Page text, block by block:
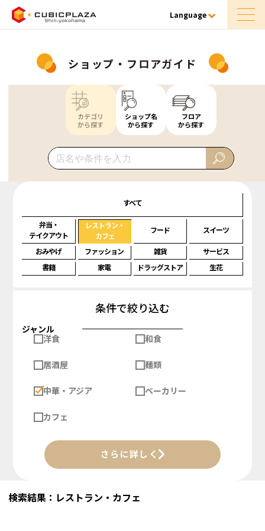
Language
ショップ・フロアガイド
カテゴリ
から探す
ショップ名
から探す
フロア
から探す
すべて
弁当・
テイクアウト
レストラン・
カフェ
フード スイーツ
おみやげ ファッション 雑貨
サービス
書籍
家電 ドラッグストア 生花
条件で絞り込む
ジャンル
洋食
和食
居酒屋 麺類
中華・アジア ベーカリー
カフェ
さらに詳しく
検索結果：レストラン・カフェ